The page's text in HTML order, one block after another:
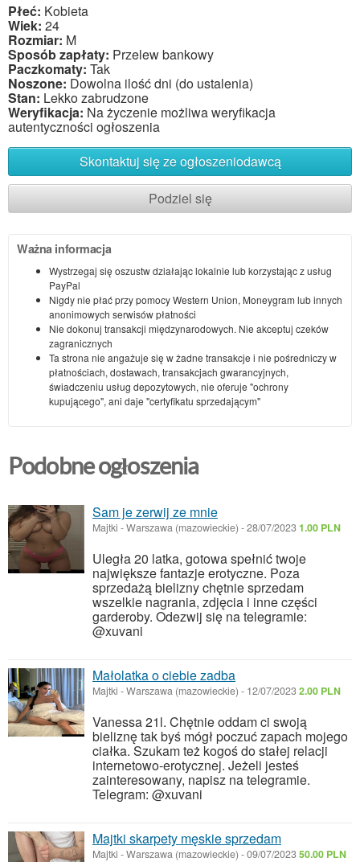
Płeć: Kobieta
Wiek: 24
Rozmiar: M
Sposób zapłaty: Przelew bankowy
Paczkomaty: Tak
Noszone: Dowolna ilość dni (do ustalenia)
Stan: Lekko zabrudzone
Weryfikacja: Na życzenie możliwa weryfikacja
autentyczności ogłoszenia
Skontaktuj się ze ogłoszeniodawcą
Podziel się
Ważna informacja
Wystrzegaj się oszustw działając lokalnie lub korzystając z usług
PayPal
Nigdy nie płać przy pomocy Western Union, Moneygram lub innych
anonimowych serwisów płatności
Nie dokonuj transakcji międzynarodowych. Nie akceptuj czeków
zagranicznych
Ta strona nie angażuje się w żadne transakcje i nie pośredniczy w
płatnościach, dostawach, transakcjach gwarancyjnych,
świadczeniu usług depozytowych, nie oferuje "ochrony
kupującego", ani daje "certyfikatu sprzedającym"
Podobne ogłoszenia
Sam je zerwij ze mnie
Majtki -Warszawa (mazowieckie) -28/07/20231.00 PLN
Uległa 20 latka, gotowa spełnić twoje
największe fantazje erotyczne. Poza
sprzedażą bielizny chętnie sprzedam
wszelkie nagrania, zdjęcia i inne części
garderoby. Odezwij się na telegramie:
@xuvani
Małolatka o ciebie zadba
Majtki -Warszawa (mazowieckie) - 12/07/20232.00 PLN
Vanessa 21l. Chętnie oddam ci swoją
bieliznę tak byś mógł poczuć zapach mojego
ciałka. Szukam też kogoś do stałej relacji
internetowo-erotycznej. Jeżeli jesteś
zainteresowany, napisz na telegramie.
Telegram: @xuvani
Majtki skarpety męskie sprzedam
Majtki -Warszawa (mazowieckie) -09/07/202350.00 PLN